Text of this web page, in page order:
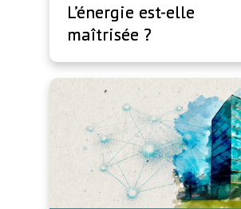
L’énergie est-elle
maîtrisée ?